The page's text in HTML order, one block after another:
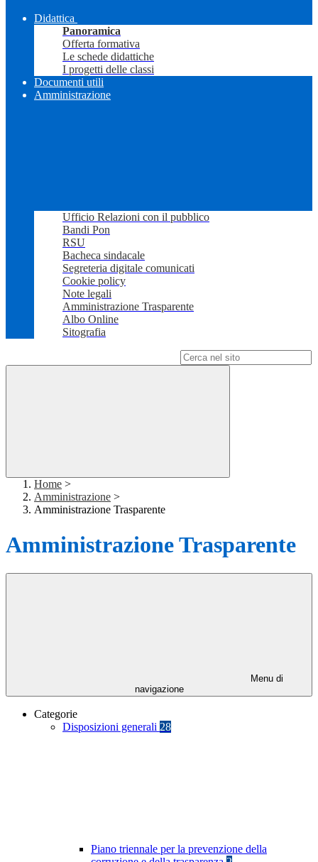
Didattica
Panoramica
Offerta formativa
Le schede didattiche
I progetti delle classi
Documenti utili
Amministrazione
Ufficio Relazioni con il pubblico
Bandi Pon
RSU
Bacheca sindacale
Segreteria digitale comunicati
Cookie policy
Note legali
Amministrazione Trasparente
Albo Online
Sitografia
Home >
Amministrazione >
Amministrazione Trasparente
Amministrazione Trasparente
Menu di
navigazione
Categorie
Disposizioni generali 28
Piano triennale per la prevenzione della